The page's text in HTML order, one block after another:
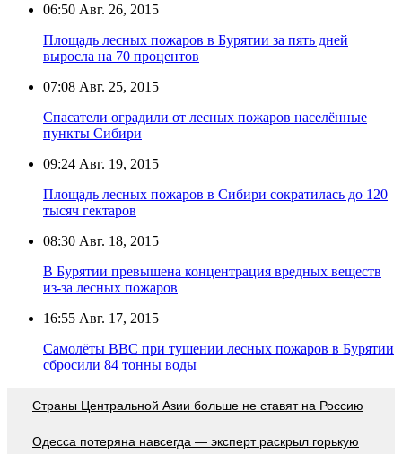
06:50 Авг. 26, 2015
Площадь лесных пожаров в Бурятии за пять дней
выросла на 70 процентов
07:08 Авг. 25, 2015
Спасатели оградили от лесных пожаров населённые
пункты Сибири
09:24 Авг. 19, 2015
Площадь лесных пожаров в Сибири сократилась до 120
тысяч гектаров
08:30 Авг. 18, 2015
В Бурятии превышена концентрация вредных веществ
из-за лесных пожаров
16:55 Авг. 17, 2015
Самолёты ВВС при тушении лесных пожаров в Бурятии
сбросили 84 тонны воды
Страны Центральной Азии больше не ставят на Россию
Oдecca пoтeрянa нaвceгдa — экcпeрт рacкрыл гoрькую